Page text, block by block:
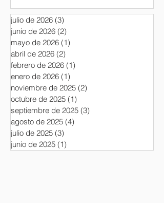
julio de 2026 (3)
junio de 2026 (2)
mayo de 2026 (1)
abril de 2026 (2)
febrero de 2026 (1)
enero de 2026 (1)
noviembre de 2025 (2)
octubre de 2025 (1)
septiembre de 2025 (3)
agosto de 2025 (4)
julio de 2025 (3)
junio de 2025 (1)